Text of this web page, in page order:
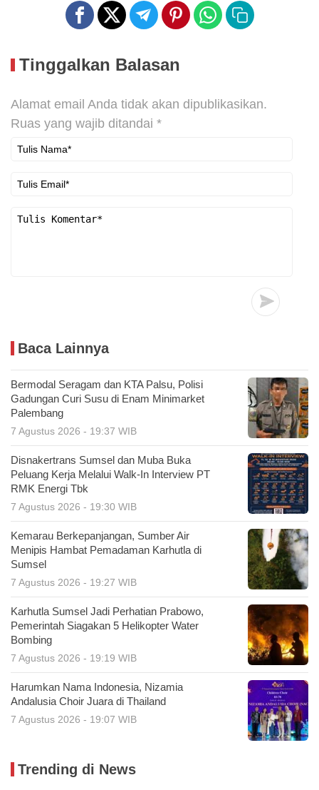
Tinggalkan Balasan
Alamat email Anda tidak akan dipublikasikan.
Ruas yang wajib ditandai *
Baca Lainnya
Bermodal Seragam dan KTA Palsu, Polisi
Gadungan Curi Susu di Enam Minimarket
Palembang
7 Agustus 2026 - 19:37 WIB
Disnakertrans Sumsel dan Muba Buka
Peluang Kerja Melalui Walk-In Interview PT
RMK Energi Tbk
7 Agustus 2026 - 19:30 WIB
Kemarau Berkepanjangan, Sumber Air
Menipis Hambat Pemadaman Karhutla di
Sumsel
7 Agustus 2026 - 19:27 WIB
Karhutla Sumsel Jadi Perhatian Prabowo,
Pemerintah Siagakan 5 Helikopter Water
Bombing
7 Agustus 2026 - 19:19 WIB
Harumkan Nama Indonesia, Nizamia
Andalusia Choir Juara di Thailand
7 Agustus 2026 - 19:07 WIB
Trending di News